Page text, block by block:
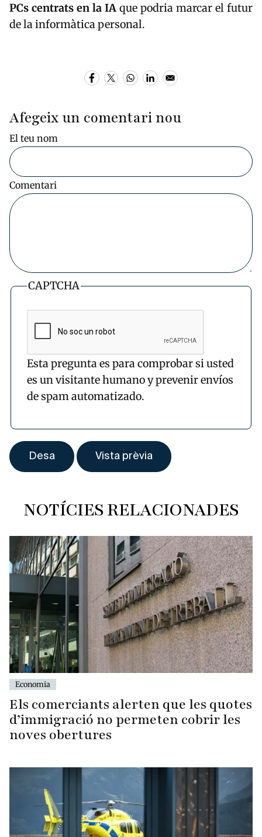
PCs centrats en la IA que podria marcar el futur
de la informàtica personal.
Afegeix un comentari nou
El teu nom
Comentari
CAPTCHA
Esta pregunta es para comprobar si usted
es un visitante humano y prevenir envíos
de spam automatizado.
NOTÍCIES RELACIONADES
Economia
Els comerciants alerten que les quotes
d’immigració no permeten cobrir les
noves obertures